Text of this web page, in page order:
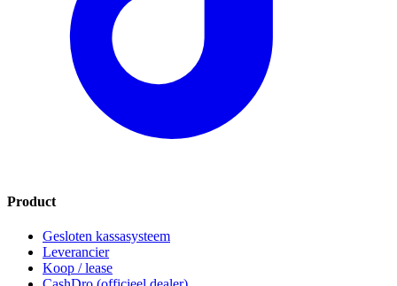
Product
Gesloten kassasysteem
Leverancier
Koop / lease